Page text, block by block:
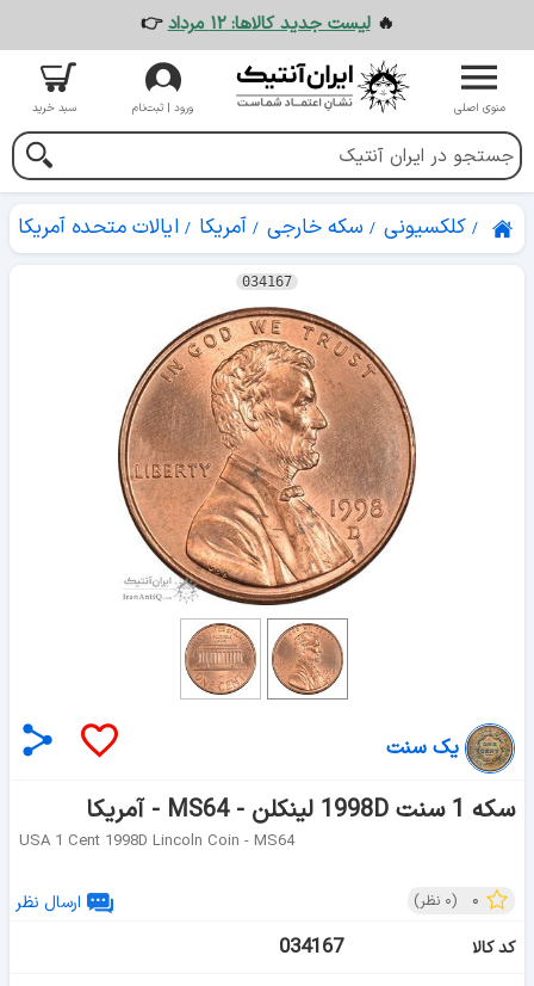
🔥لیست جدید کالاها: ۱۲ مرداد 👉
منوی اصلی ورود | ثبت‌نام سبد خرید
کلکسیونی سکه خارجی آمریکا ایالات متحده آمریکا
034167
یک سنت
سکه 1 سنت 1998D لینکلن - MS64 - آمریکا
USA 1 Cent 1998D Lincoln Coin - MS64
۰ (۰ نظر)
ارسال نظر
کد کالا
034167